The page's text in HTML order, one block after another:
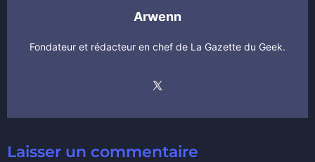
Arwenn
Fondateur et rédacteur en chef de La Gazette du Geek.
Laisser un commentaire